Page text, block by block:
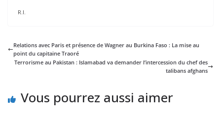
R.I.
Relations avec Paris et présence de Wagner au Burkina Faso : La mise au
point du capitaine Traoré
Terrorisme au Pakistan : Islamabad va demander l’intercession du chef des
talibans afghans
Vous pourrez aussi aimer